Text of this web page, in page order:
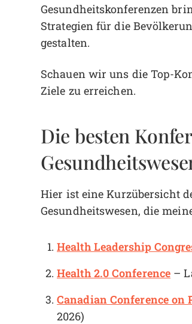
Gesundheitskonferenzen
Strategien für die
gestalten.
Schauen wir uns die Top-
Ziele zu erreichen.
Die besten
Hier ist eine Kurzübersicht
Gesundheitswesen, die
Health Leadership
Health 2.0 Conference –
Canadian Conference on
2026)